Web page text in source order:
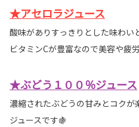
★アセロラジュース
酸味がありすっきりとした味わい
ビタミンCが豊富なので美容や疲
★ぶどう１００％ジュース
濃縮されたぶどうの甘みとコク
ジュースです🍇